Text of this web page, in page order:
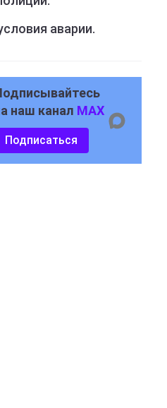
аварии.
наш канал MAX
Подписаться